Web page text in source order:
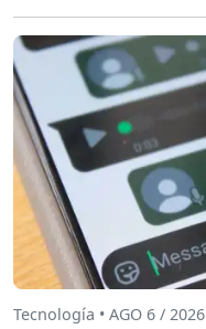
Tecnología • AGO 6 / 2026